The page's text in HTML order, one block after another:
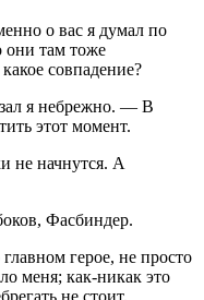
о вас я думал по
они там тоже
совпадение?
я небрежно. — В
этот момент.
не начнутся. А
Фасбиндер.
герое, не просто
меня; как-никак это